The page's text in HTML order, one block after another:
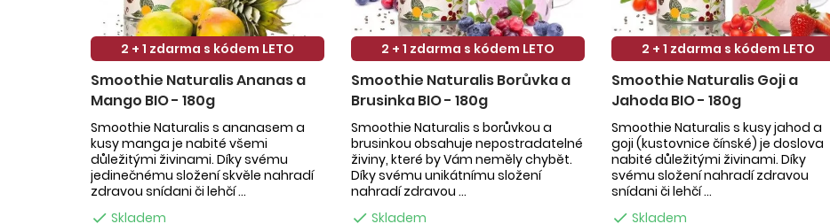
2 + 1 zdarma s kódem LETO
Smoothie Naturalis Ananas a
Mango BIO - 180g
Smoothie Naturalis s ananasem a
kusy manga je nabité všemi
důležitými živinami. Díky svému
jedinečnému složení skvěle nahradí
zdravou snídani či lehčí ...
 Skladem
2 + 1 zdarma s kódem LETO
Smoothie Naturalis Borůvka a
Brusinka BIO - 180g
Smoothie Naturalis s borůvkou a
brusinkou obsahuje nepostradatelné
živiny, které by Vám neměly chybět.
Díky svému unikátnímu složení
nahradí zdravou ...
 Skladem
2 + 1 zdarma s kódem LETO
Smoothie Naturalis Goji a
Jahoda BIO - 180g
Smoothie Naturalis s kusy jahod a
goji (kustovnice čínské) je doslova
nabité důležitými živinami. Díky
svému složení nahradí zdravou
snídani či lehčí ...
 Skladem